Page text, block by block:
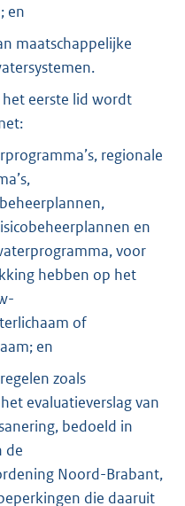
en
maatschappelijke
het eerste lid wordt
regionale
en
voor
hebben op het
of
en
zoals
evaluatieverslag van
bedoeld in
de
Noord-Brabant,
die daaruit